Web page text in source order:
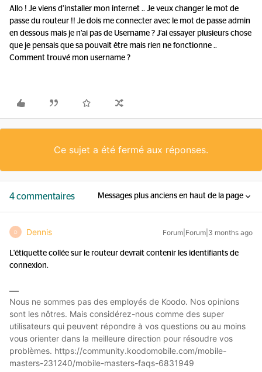
Allo ! Je viens d’installer mon internet .. Je veux changer le mot de
passe du routeur !! Je dois me connecter avec le mot de passe admin
en dessous mais je n’ai pas de Username ? J’ai essayer plusieurs chose
que je pensais que sa pouvait être mais rien ne fonctionne ..
Comment trouvé mon username ?
Ce sujet a été fermé aux réponses.
4 commentaires Messages plus anciens en haut de la page
D Dennis Forum|Forum|3 months ago
L'étiquette collée sur le routeur devrait contenir les identifiants de
connexion.
Nous ne sommes pas des employés de Koodo. Nos opinions
sont les nôtres. Mais considérez-nous comme des super
utilisateurs qui peuvent répondre à vos questions ou au moins
vous orienter dans la meilleure direction pour résoudre vos
problèmes. https://community.koodomobile.com/mobile-
masters-231240/mobile-masters-faqs-6831949